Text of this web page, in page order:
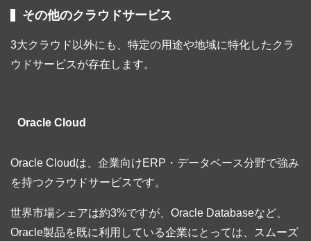
その他のクラウドサービス
3大クラウド以外にも、特定の用途や地域に特化したクラ
ウドサービスが存在します。
Oracle Cloud
Oracle Cloudは、企業向けERP・データベース分野で強み
を持つクラウドサービスです。
世界市場シェアは約3%ですが、Oracle Databaseなど、
Oracle製品を既に利用している企業にとっては、スムーズ